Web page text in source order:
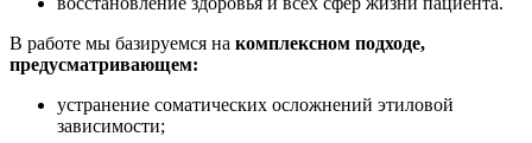
В работе мы базируемся на комплексном подходе,
предусматривающем:
устранение соматических осложнений этиловой
зависимости;